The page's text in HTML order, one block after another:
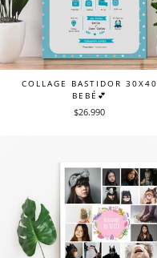
COLLAGE BASTIDOR 30X40
BEBÉ💕
$26.990